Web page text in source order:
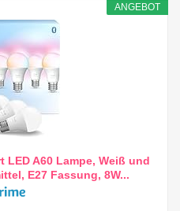
ANGEBOT
LED A60 Lampe, Weiß und
E27 Fassung, 8W...